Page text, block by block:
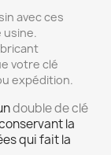
avec ces
usine.
votre clé
expédition.
double de clé
la
qui fait la